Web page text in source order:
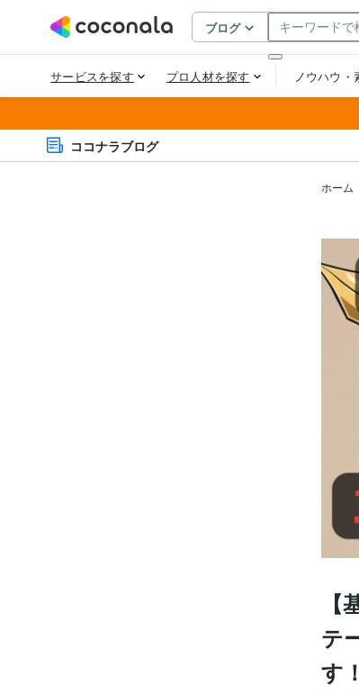
ココナラブログ
ホーム
テ
す！